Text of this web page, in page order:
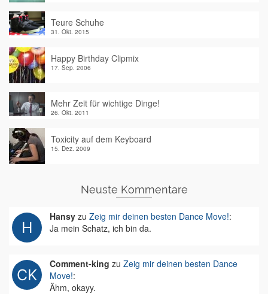
Teure Schuhe
31. Okt. 2015
Happy Birthday Clipmix
17. Sep. 2006
Mehr Zeit für wichtige Dinge!
26. Okt. 2011
Toxicity auf dem Keyboard
15. Dez. 2009
Neuste Kommentare
Hansy zu Zeig mir deinen besten Dance Move!:
Ja mein Schatz, ich bin da.
Comment-king zu Zeig mir deinen besten Dance
Move!:
Ähm, okayy.